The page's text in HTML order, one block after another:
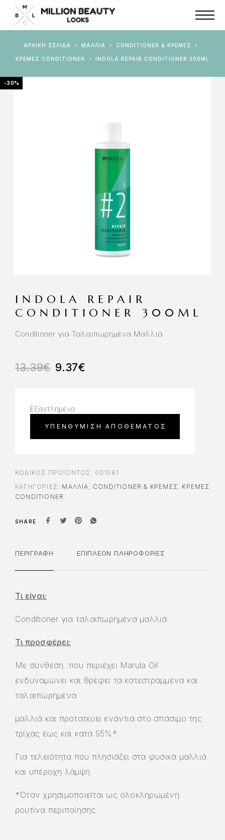
ΑΡΧΙΚΉ ΣΕΛΊΔΑ ΜΑΛΛΙΑ CONDITIONER & ΚΡΈΜΕΣ
ΚΡΈΜΕΣ CONDITIONER INDOLA REPAIR CONDITIONER 300ML
-30%
INDOLA REPAIR
CONDITIONER 300ML
Conditioner για Ταλαιπωρημένα Μαλλιά
13.39€ 9.37€
Εξαντλημένο
ΚΩΔΙΚΌΣ ΠΡΟΪΌΝΤΟΣ: 001561
ΚΑΤΗΓΟΡΊΕΣ: ΜΑΛΛΙΑ , CONDITIONER & ΚΡΈΜΕΣ, ΚΡΈΜΕΣ
CONDITIONER
SHARE
ΠΕΡΙΓΡΑΦΉ ΕΠΙΠΛΈΟΝ ΠΛΗΡΟΦΟΡΊΕΣ
Τι είναι:
Conditioner για ταλαιπωρημένα μαλλιά
Τι προσφέρει:
Με σύνθεση που περιέχει Marula Oil
ενδυναμώνει και θρέφει τα κατεστραμμένα και
ταλαιπωρημένα
μαλλιά και προτατεύει ενάντια στο σπάσιμο της
τρίχας έως και κατά 95%*.
Για τελειότητα που πλησιάζει στα φυσικά μαλλιά
και υπέροχη λάμψη.
*Όταν χρησιμοποιείται ως ολοκληρωμένη
ρουτίνα περιποίησης